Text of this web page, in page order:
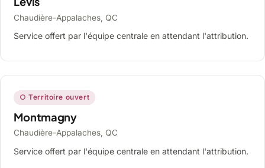
Chaudière-Appalaches, QC
Service offert par l'équipe centrale en attendant l'attribution.
○ Territoire ouvert
Montmagny
Chaudière-Appalaches, QC
Service offert par l'équipe centrale en attendant l'attribution.